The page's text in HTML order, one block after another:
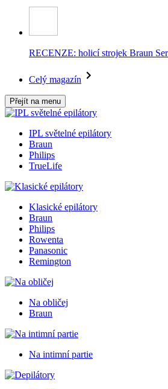
RECENZE: holicí strojek Braun
Celý magazín
Přejít na menu
IPL světelné epilátory
Braun
Philips
TrueLife
Klasické epilátory
Braun
Philips
Rowenta
Panasonic
Remington
Na obličej
Braun
Na intimní partie